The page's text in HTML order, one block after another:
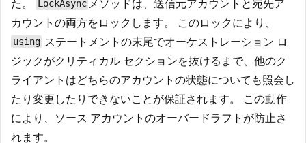
た。 LockAsync メソッドは、送信元アカウントと宛先ア
カウントの両方をロックします。 このロックにより、
using ステートメントの末尾でオーケストレーション ロ
ジックがクリティカル セクションを抜けるまで、他のク
ライアントはどちらのアカウントの状態についても照会し
たり変更したりできないことが保証されます。 この動作
により、ソース アカウントのオーバードラフトが防止さ
れます。